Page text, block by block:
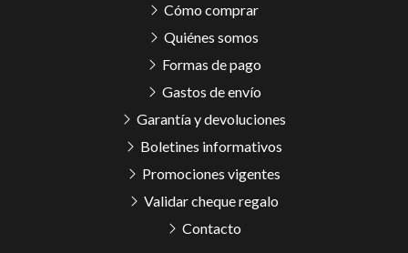
Cómo comprar
Quiénes somos
Formas de pago
Gastos de envío
Garantía y devoluciones
Boletines informativos
Promociones vigentes
Validar cheque regalo
Contacto